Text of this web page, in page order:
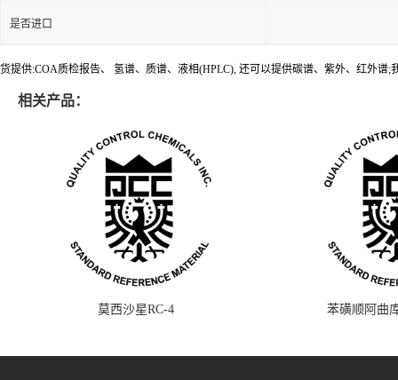
是否进口
货提供:COA质检报告、 氢谱、质谱、液相(HPLC), 还可以提供碳谱、紫外、红外谱;
相关产品：
莫西沙星RC-4 苯磺顺阿曲